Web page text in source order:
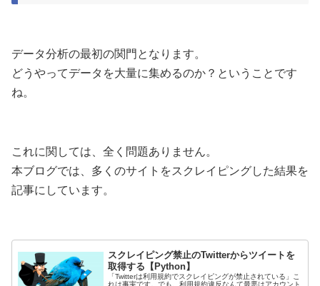
データ分析の最初の関門となります。
どうやってデータを大量に集めるのか？ということです
ね。
これに関しては、全く問題ありません。
本ブログでは、多くのサイトをスクレイピングした結果を
記事にしています。
スクレイピング禁止のTwitterからツイートを
取得する【Python】
「Twitterは利用規約でスクレイピングが禁止されている」こ
れは事実です。でも、利用規約違反なんて最悪はアカウント